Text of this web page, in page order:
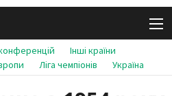
Інші країни
Ліга чемпіонів Україна